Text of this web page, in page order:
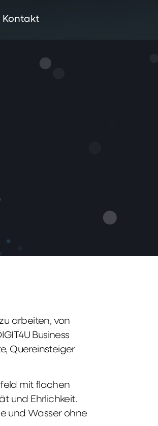
Kontakt
arbeiten, von
Business
Quereinsteiger
mit flachen
und Ehrlichkeit.
und Wasser ohne